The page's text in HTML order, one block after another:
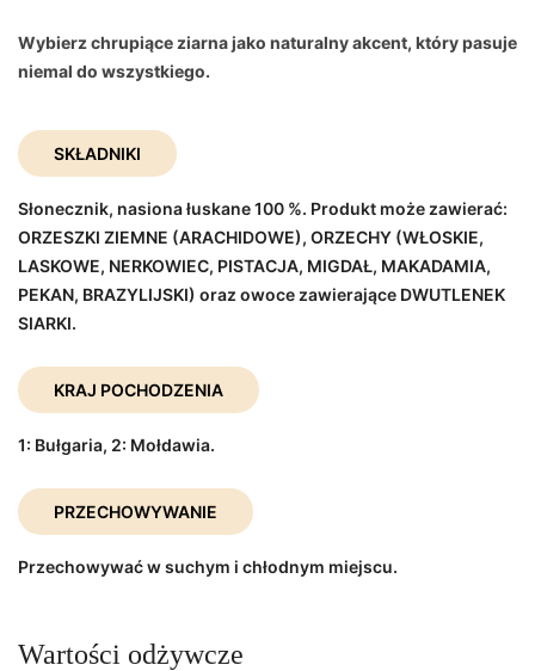
Wybierz chrupiące ziarna jako naturalny akcent, który pasuje
niemal do wszystkiego.
SKŁADNIKI
Słonecznik, nasiona łuskane 100 %. Produkt może zawierać:
ORZESZKI ZIEMNE (ARACHIDOWE), ORZECHY (WŁOSKIE,
LASKOWE, NERKOWIEC, PISTACJA, MIGDAŁ, MAKADAMIA,
PEKAN, BRAZYLIJSKI) oraz owoce zawierające DWUTLENEK
SIARKI.
KRAJ POCHODZENIA
1: Bułgaria, 2: Mołdawia.
PRZECHOWYWANIE
Przechowywać w suchym i chłodnym miejscu.
Wartości odżywcze